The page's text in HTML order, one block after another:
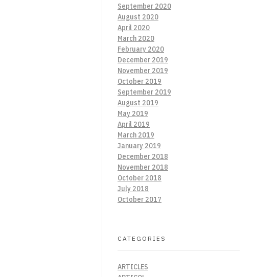
September 2020
August 2020
April 2020
March 2020
February 2020
December 2019
November 2019
October 2019
September 2019
August 2019
May 2019
April 2019
March 2019
January 2019
December 2018
November 2018
October 2018
July 2018
October 2017
CATEGORIES
ARTICLES